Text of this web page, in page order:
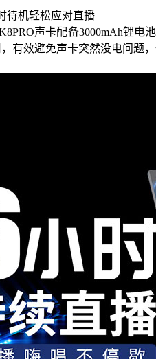
待机轻松应对直播
声卡配备3000mAh锂电
有效避免声卡突然没电问题